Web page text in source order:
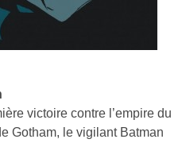
victoire contre l’empire du
Gotham, le vigilant Batman